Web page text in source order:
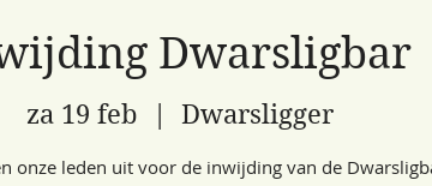
Dwarsligbar
za 19 feb
  |
Dwarsligger
onze leden uit voor de inwijding van de